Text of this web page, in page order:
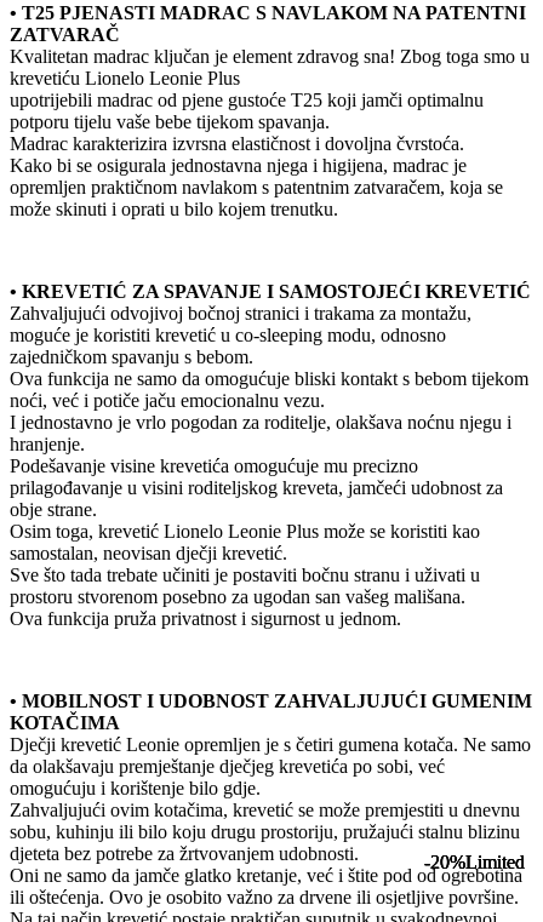
-20%Limited
• T25 PJENASTI MADRAC S NAVLAKOM NA PATENTNI
ZATVARAČ
Kvalitetan madrac ključan je element zdravog sna! Zbog toga smo u
krevetiću Lionelo Leonie Plus
upotrijebili madrac od pjene gustoće T25 koji jamči optimalnu
potporu tijelu vaše bebe tijekom spavanja.
Madrac karakterizira izvrsna elastičnost i dovoljna čvrstoća.
Kako bi se osigurala jednostavna njega i higijena, madrac je
opremljen praktičnom navlakom s patentnim zatvaračem, koja se
može skinuti i oprati u bilo kojem trenutku.
• KREVETIĆ ZA SPAVANJE I SAMOSTOJEĆI KREVETIĆ
Zahvaljujući odvojivoj bočnoj stranici i trakama za montažu,
moguće je koristiti krevetić u co-sleeping modu, odnosno
zajedničkom spavanju s bebom.
Ova funkcija ne samo da omogućuje bliski kontakt s bebom tijekom
noći, već i potiče jaču emocionalnu vezu.
I jednostavno je vrlo pogodan za roditelje, olakšava noćnu njegu i
hranjenje.
Podešavanje visine krevetića omogućuje mu precizno
prilagođavanje u visini roditeljskog kreveta, jamčeći udobnost za
obje strane.
Osim toga, krevetić Lionelo Leonie Plus može se koristiti kao
samostalan, neovisan dječji krevetić.
Sve što tada trebate učiniti je postaviti bočnu stranu i uživati u
prostoru stvorenom posebno za ugodan san vašeg mališana.
Ova funkcija pruža privatnost i sigurnost u jednom.
• MOBILNOST I UDOBNOST ZAHVALJUJUĆI GUMENIM
KOTAČIMA
Dječji krevetić Leonie opremljen je s četiri gumena kotača. Ne samo
da olakšavaju premještanje dječjeg krevetića po sobi, već
omogućuju i korištenje bilo gdje.
Zahvaljujući ovim kotačima, krevetić se može premjestiti u dnevnu
sobu, kuhinju ili bilo koju drugu prostoriju, pružajući stalnu blizinu
djeteta bez potrebe za žrtvovanjem udobnosti.
Oni ne samo da jamče glatko kretanje, već i štite pod od ogrebotina
ili oštećenja. Ovo je osobito važno za drvene ili osjetljive površine.
-20%Limited
-20%Limited
-20%Limited